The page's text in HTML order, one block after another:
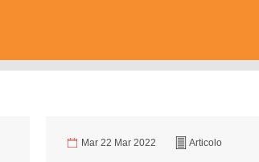
Mar 22 Mar 2022 Articolo